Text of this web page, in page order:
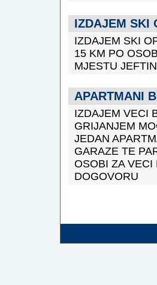
IZDAJEM SKI
IZDAJEM SKI
15 KM PO
MJESTU
APARTMANI
IZDAJEM VECI
GRIJANJEM
JEDAN
GARAZE TE
OSOBI ZA VECI
DOGOVORU